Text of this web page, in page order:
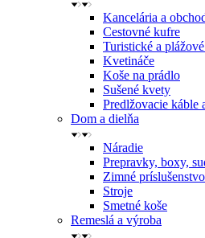
Kancelária a
Cestovné kufre
Turistické a
Kvetináče
Koše na prádlo
Sušené kvety
Predlžovacie káble
Dom a dielňa
Náradie
Prepravky, boxy,
Zimné príslušenstvo
Stroje
Smetné koše
Remeslá a výroba